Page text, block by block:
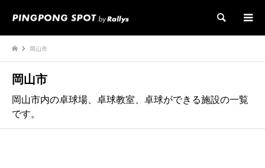
検索
岡山市
岡山市
岡山市内の卓球場、卓球教室、卓球ができる施設の一覧
です。